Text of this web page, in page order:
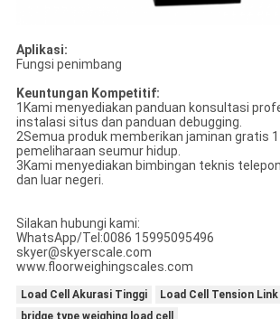
Aplikasi:
Fungsi penimbang
Keuntungan Kompetitif:
1Kami menyediakan panduan konsultasi
instalasi situs dan panduan debugging.
2Semua produk memberikan jaminan gratis
pemeliharaan seumur hidup.
3Kami menyediakan bimbingan teknis
dan luar negeri.
Silakan hubungi kami:
WhatsApp/Tel:0086 15995095496
skyer@skyerscale.com
www.floorweighingscales.com
Load Cell Akurasi Tinggi
Load Cell Tension Link
bridge type weighing load cell